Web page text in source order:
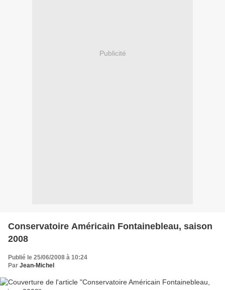
Publicité
Conservatoire Américain Fontainebleau, saison
2008
Publié le 25/06/2008 à 10:24
Par Jean-Michel